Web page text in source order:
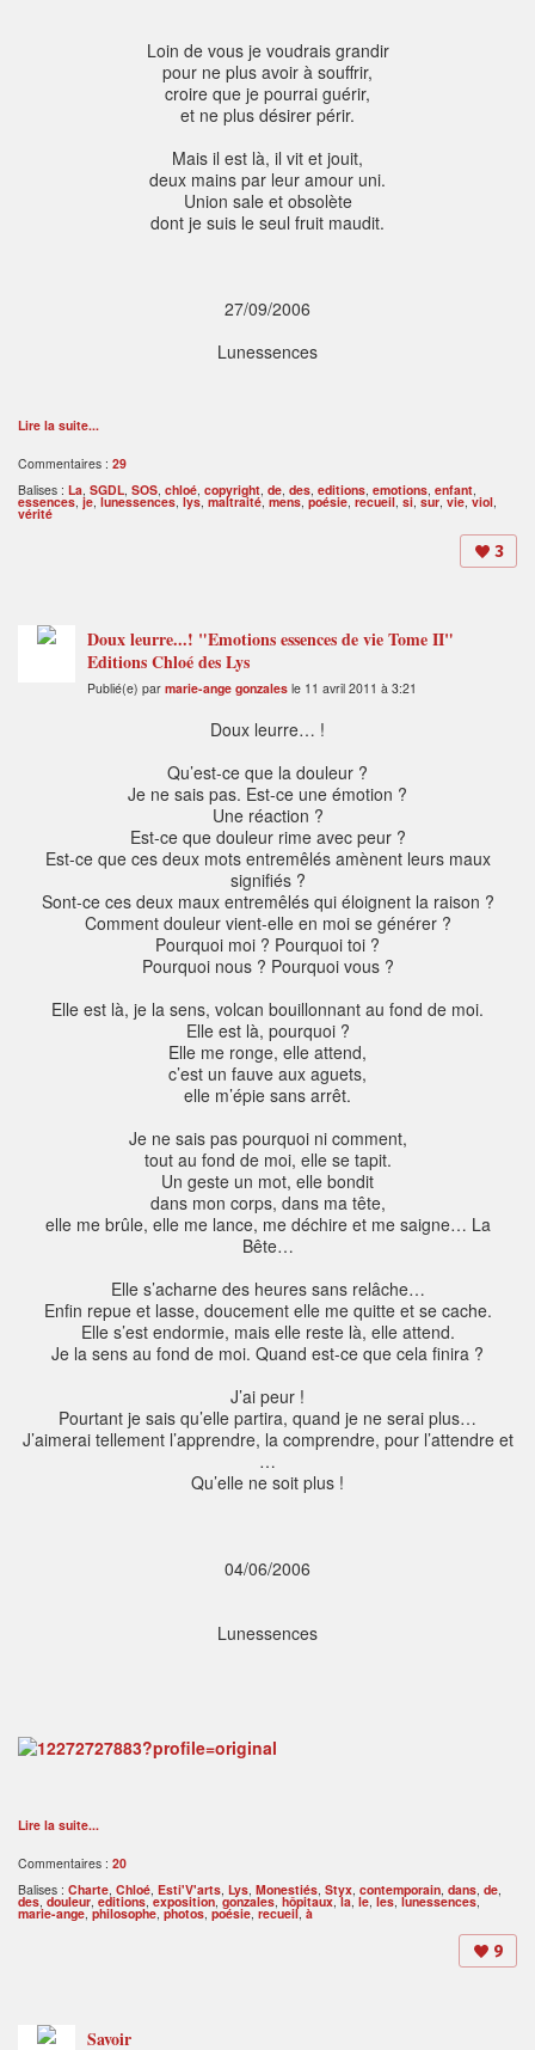
Loin de vous je voudrais grandir
pour ne plus avoir à souffrir,
croire que je pourrai guérir,
et ne plus désirer périr.
Mais il est là, il vit et jouit,
deux mains par leur amour uni.
Union sale et obsolète
dont je suis le seul fruit maudit.
27/09/2006
Lunessences
Lire la suite...
Commentaires : 29
Balises : La, SGDL, SOS, chloé, copyright, de, des, editions, emotions, enfant,
essences, je, lunessences, lys, maltraité, mens, poésie, recueil, si, sur, vie, viol,
vérité
3
Doux leurre...! "Emotions essences de vie Tome II"
Editions Chloé des Lys
Publié(e) par marie-ange gonzales le 11 avril 2011 à 3:21
Doux leurre… !
Qu’est-ce que la douleur ?
Je ne sais pas. Est-ce une émotion ?
Une réaction ?
Est-ce que douleur rime avec peur ?
Est-ce que ces deux mots entremêlés amènent leurs maux
signifiés ?
Sont-ce ces deux maux entremêlés qui éloignent la raison ?
Comment douleur vient-elle en moi se générer ?
Pourquoi moi ? Pourquoi toi ?
Pourquoi nous ? Pourquoi vous ?
Elle est là, je la sens, volcan bouillonnant au fond de moi.
Elle est là, pourquoi ?
Elle me ronge, elle attend,
c’est un fauve aux aguets,
elle m’épie sans arrêt.
Je ne sais pas pourquoi ni comment,
tout au fond de moi, elle se tapit.
Un geste un mot, elle bondit
dans mon corps, dans ma tête,
elle me brûle, elle me lance, me déchire et me saigne… La
Bête…
Elle s’acharne des heures sans relâche…
Enfin repue et lasse, doucement elle me quitte et se cache.
Elle s’est endormie, mais elle reste là, elle attend.
Je la sens au fond de moi. Quand est-ce que cela finira ?
J’ai peur !
Pourtant je sais qu’elle partira, quand je ne serai plus…
J’aimerai tellement l’apprendre, la comprendre, pour l’attendre et
…
Qu’elle ne soit plus !
04/06/2006
Lunessences
Lire la suite...
Commentaires : 20
Balises : Charte, Chloé, Esti'V'arts, Lys, Monestiés, Styx, contemporain, dans, de,
des, douleur, editions,exposition, gonzales, hôpitaux,la, le, les, lunessences,
marie-ange, philosophe, photos, poésie, recueil, à
9
Savoir